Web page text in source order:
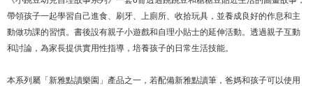
帶領孩子一起學習自己進食、刷牙、上廁所、收拾玩具，並養成良好的作息和主
動做功課的習慣。書後設有親子小遊戲和自理小貼士的延伸活動。透過親子互動
和討論，為家長提供實用性指導，培養孩子的日常生活技能。
本系列屬「新雅點讀樂園」產品之一，若配備新雅點讀筆，爸媽和孩子可以使用